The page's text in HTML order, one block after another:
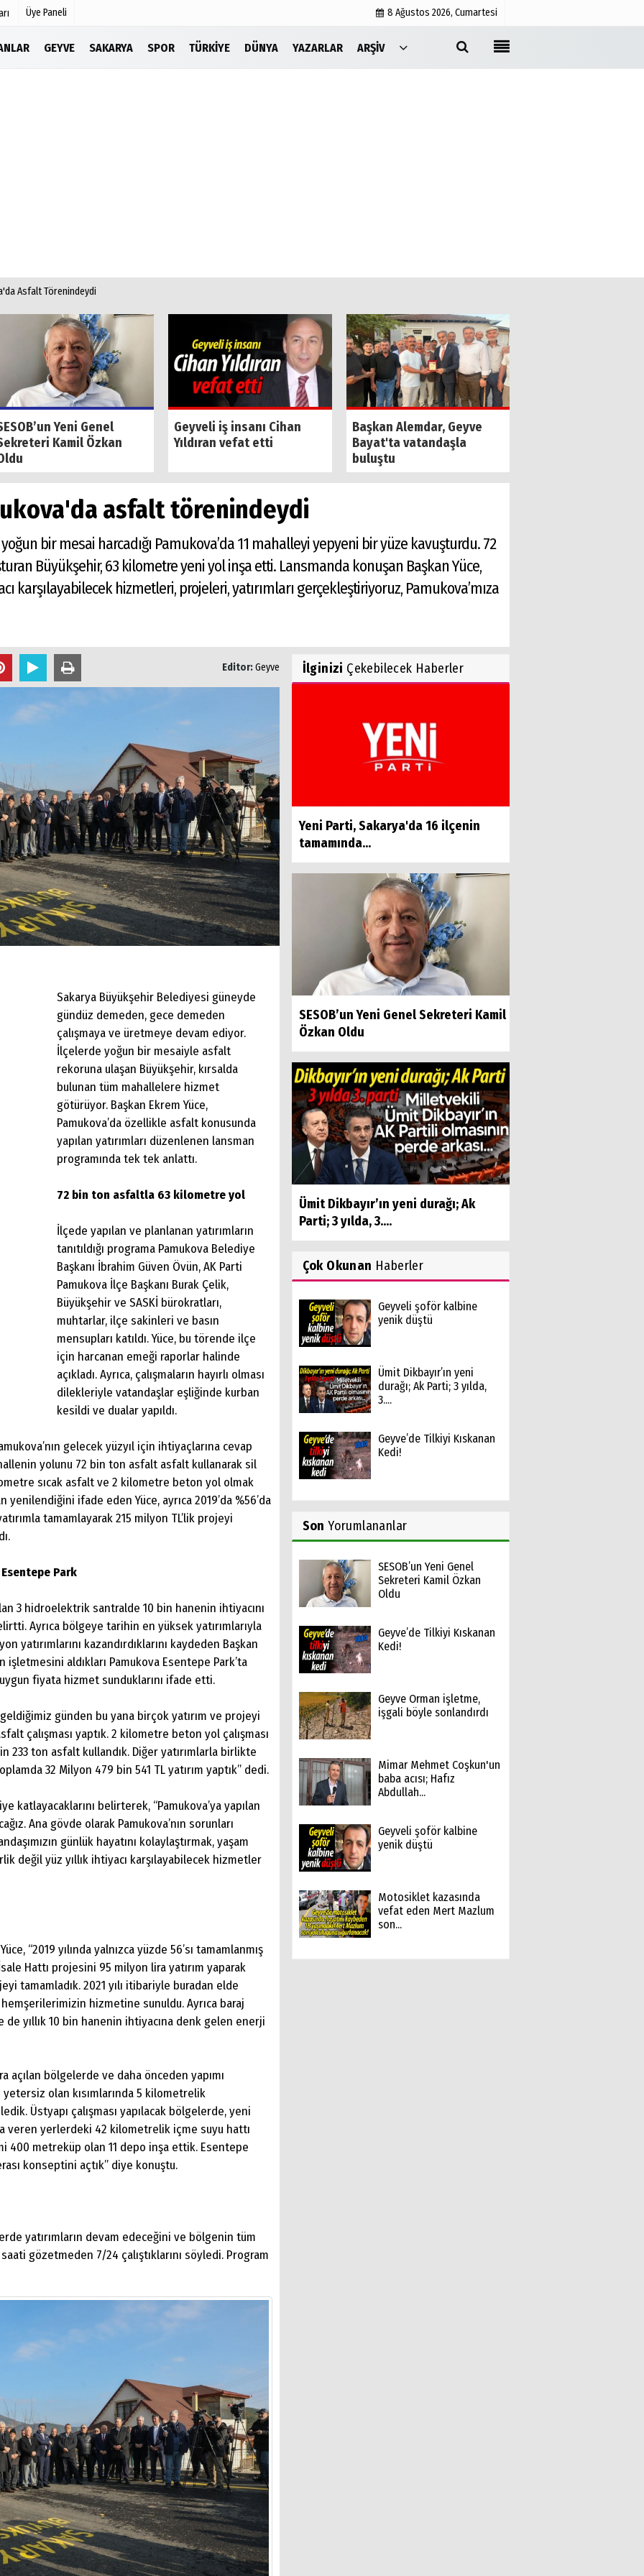
Üye Paneli 8 Ağustos 2026, Cumartesi
GEYVE SAKARYA SPOR TÜRKIYE DÜNYA YAZARLAR ARŞIV
Asfalt Törenindeydi
Yeni Genel
Kamil Özkan
Geyveli iş insanı Cihan
Yıldıran vefat etti
Başkan Alemdar, Geyve
Bayat'ta vatandaşla
buluştu
asfalt törenindeydi
bir mesai harcadığı Pamukova’da 11 mahalleyi yepyeni bir yüze kavuşturdu. 72
Büyükşehir, 63 kilometre yeni yol inşa etti. Lansmanda konuşan Başkan Yüce,
karşılayabilecek hizmetleri, projeleri, yatırımları gerçekleştiriyoruz, Pamukova’mıza
Editor:Geyve
Sakarya Büyükşehir Belediyesi güneyde
gündüz demeden, gece demeden
çalışmaya ve üretmeye devam ediyor.
İlçelerde yoğun bir mesaiyle asfalt
rekoruna ulaşan Büyükşehir, kırsalda
bulunan tüm mahallelere hizmet
götürüyor. Başkan Ekrem Yüce,
Pamukova’da özellikle asfalt konusunda
yapılan yatırımları düzenlenen lansman
programında tek tek anlattı.
72 bin ton asfaltla 63 kilometre yol
İlçede yapılan ve planlanan yatırımların
tanıtıldığı programa Pamukova Belediye
Başkanı İbrahim Güven Övün, AK Parti
Pamukova İlçe Başkanı Burak Çelik,
Büyükşehir ve SASKİ bürokratları,
muhtarlar, ilçe sakinleri ve basın
mensupları katıldı. Yüce, bu törende ilçe
için harcanan emeği raporlar halinde
açıkladı. Ayrıca, çalışmaların hayırlı olması
dilekleriyle vatandaşlar eşliğinde kurban
kesildi ve dualar yapıldı.
gelecek yüzyıl için ihtiyaçlarına cevap
yolunu 72 bin ton asfalt asfalt kullanarak sil
sıcak asfalt ve 2 kilometre beton yol olmak
ifade eden Yüce, ayrıca 2019’da %56’da
tamamlayarak 215 milyon TL’lik projeyi
Park
3 hidroelektrik santralde 10 bin hanenin ihtiyacını
Ayrıca bölgeye tarihin en yüksek yatırımlarıyla
yatırımlarını kazandırdıklarını kaydeden Başkan
işletmesini aldıkları Pamukova Esentepe Park’ta
fiyata hizmet sunduklarını ifade etti.
geldiğimiz günden bu yana birçok yatırım ve projeyi
çalışması yaptık. 2 kilometre beton yol çalışması
233 ton asfalt kullandık. Diğer yatırımlarla birlikte
32 Milyon 479 bin 541 TL yatırım yaptık” dedi.
katlayacaklarını belirterek, “Pamukova’ya yapılan
Ana gövde olarak Pamukova’nın sorunları
günlük hayatını kolaylaştırmak, yaşam
değil yüz yıllık ihtiyacı karşılayabilecek hizmetler
“2019 yılında yalnızca yüzde 56’sı tamamlanmış
Hattı projesini 95 milyon lira yatırım yaparak
tamamladık. 2021 yılı itibariyle buradan elde
hizmetine sunuldu. Ayrıca baraj
yıllık 10 bin hanenin ihtiyacına denk gelen enerji
açılan bölgelerde ve daha önceden yapımı
olan kısımlarında 5 kilometrelik
Üstyapı çalışması yapılacak bölgelerde, yeni
veren yerlerdeki 42 kilometrelik içme suyu hattı
400 metreküp olan 11 depo inşa ettik. Esentepe
konseptini açtık” diye konuştu.
yatırımların devam edeceğini ve bölgenin tüm
gözetmeden 7/24 çalıştıklarını söyledi. Program
İlginizi Çekebilecek Haberler
Yeni Parti, Sakarya'da 16 ilçenin
tamamında...
SESOB’un Yeni Genel Sekreteri Kamil
Özkan Oldu
Ümit Dikbayır’ın yeni durağı; Ak
Parti; 3 yılda, 3....
Çok Okunan Haberler
Geyveli şoför kalbine
yenik düştü
Ümit Dikbayır’ın yeni
durağı; Ak Parti; 3 yılda,
3....
Geyve’de Tilkiyi Kıskanan
Kedi!
Son Yorumlananlar
SESOB’un Yeni Genel
Sekreteri Kamil Özkan
Oldu
Geyve’de Tilkiyi Kıskanan
Kedi!
Geyve Orman işletme,
işgali böyle sonlandırdı
Mimar Mehmet Coşkun'un
baba acısı; Hafız
Abdullah...
Geyveli şoför kalbine
yenik düştü
Motosiklet kazasında
vefat eden Mert Mazlum
son...